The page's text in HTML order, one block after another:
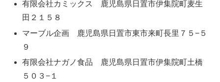
有限会社カミックス 鹿児島県日置市伊集院町麦生
田２１５８
マーブル企画 鹿児島県日置市東市来町長里７５−５
９
有限会社ナガノ食品 鹿児島県日置市伊集院町土橋
５０３−１